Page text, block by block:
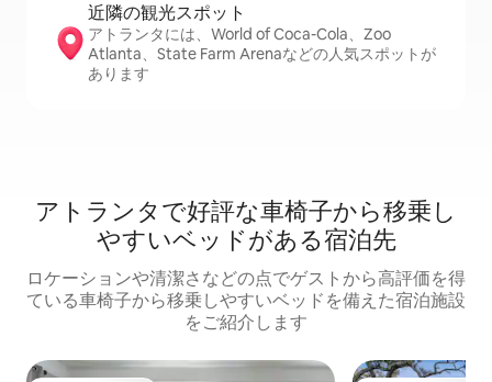
近隣の観光ス⁠ポ⁠ッ⁠ト
アトランタには、World of Coca-Cola、Zoo
Atlanta、State Farm Arenaなどの人気スポットが
あります
アトランタで好評な車椅子から移乗し
やすいベッドがある宿泊先
ロケーションや清潔さなどの点でゲストから高評価を得
ている車椅子から移乗しやすいベッドを備えた宿泊施設
をご紹介します